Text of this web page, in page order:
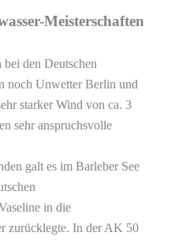
Meisterschaften
den Deutschen
noch Unwetter Berlin und
starker Wind von ca. 3
sehr anspruchsvolle
galt es im Barleber See
in die
zurücklegte. In der AK 50